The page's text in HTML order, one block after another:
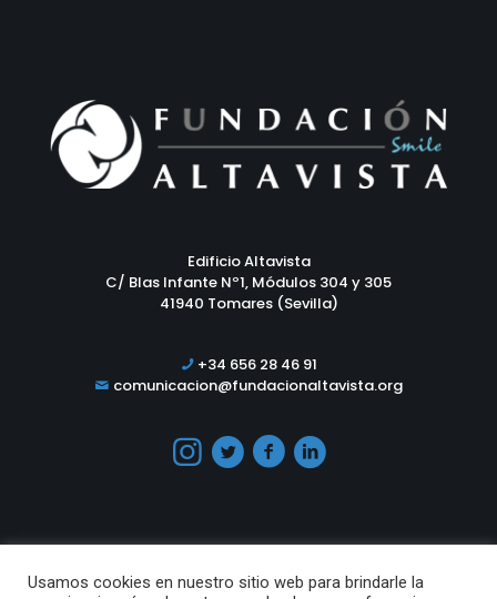
Edificio Altavista
C/ Blas Infante Nº1, Módulos 304 y 305
41940 Tomares (Sevilla)
+34 656 28 46 91
comunicacion@fundacionaltavista.org
Usamos cookies en nuestro sitio web para brindarle la